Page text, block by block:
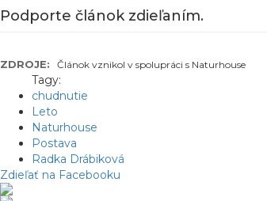
Podporte článok zdieľaním.
ZDROJE: Článok vznikol v spolupráci s Naturhouse
Tagy:
chudnutie
Leto
Naturhouse
Postava
Radka Drábiková
Zdieľať na Facebooku